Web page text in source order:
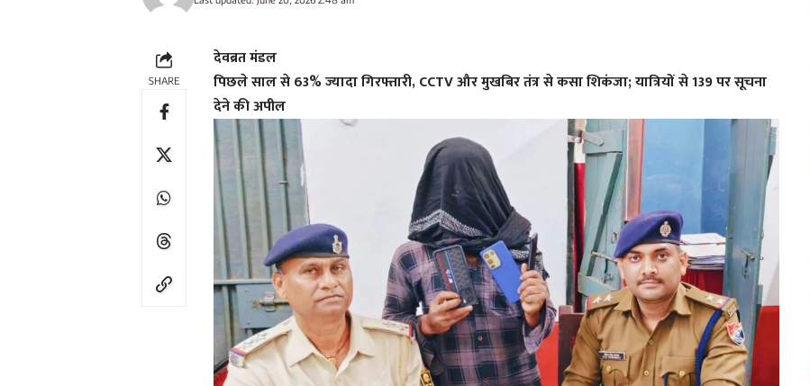
SHARE
देवब्रत मंडल
पिछले साल से 63% ज्यादा गिरफ्तारी, CCTV और मुखबिर तंत्र से कसा शिकंजा; यात्रियों से 139 पर सूचना
देने की अपील